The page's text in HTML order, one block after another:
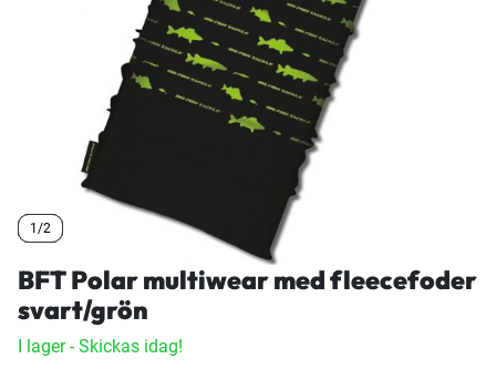
1/2
1/2
1/2
BFT Polar multiwear med fleecefoder
svart/grön
I lager- Skickas idag!